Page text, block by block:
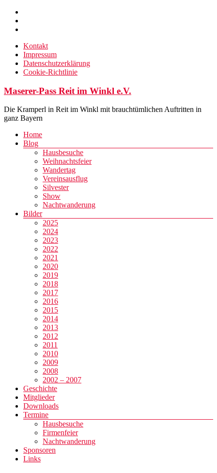
Zum
Inhalt
springen
Kontakt
Impressum
Datenschutzerklärung
Cookie-Richtlinie
Maserer-Pass Reit im Winkl e.V.
Die Kramperl in Reit im Winkl mit brauchtümlichen Auftritten in
ganz Bayern
Menü
Home
Blog
Hausbesuche
Weihnachtsfeier
Wandertag
Vereinsausflug
Silvester
Show
Nachtwanderung
Bilder
2025
2024
2023
2022
2021
2020
2019
2018
2017
2016
2015
2014
2013
2012
2011
2010
2009
2008
2002 – 2007
Geschichte
Mitglieder
Downloads
Termine
Hausbesuche
Firmenfeier
Nachtwanderung
Sponsoren
Links